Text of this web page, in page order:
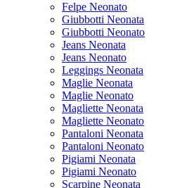
Felpe Neonato
Giubbotti Neonata
Giubbotti Neonato
Jeans Neonata
Jeans Neonato
Leggings Neonata
Maglie Neonata
Maglie Neonato
Magliette Neonata
Magliette Neonato
Pantaloni Neonata
Pantaloni Neonato
Pigiami Neonata
Pigiami Neonato
Scarpine Neonata